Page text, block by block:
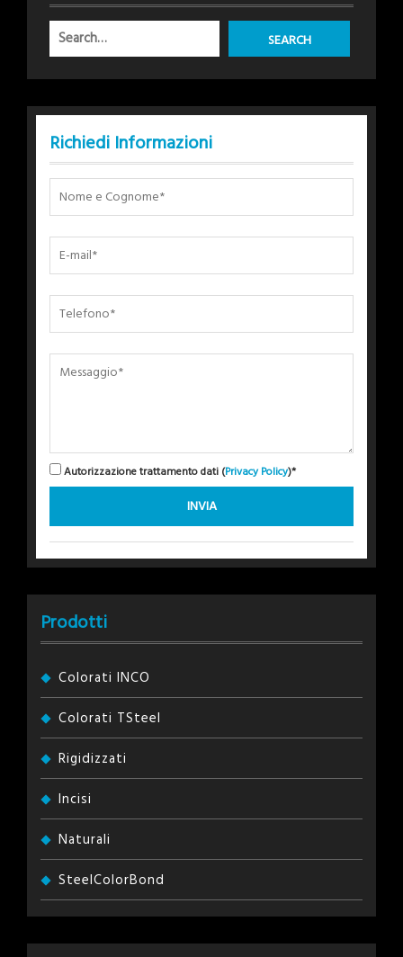
Richiedi Informazioni
Autorizzazione trattamento dati (Privacy Policy)*
Prodotti
Colorati INCO
Colorati TSteel
Rigidizzati
Incisi
Naturali
SteelColorBond